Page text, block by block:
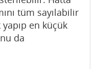
tüm sayılabilir
en küçük
da